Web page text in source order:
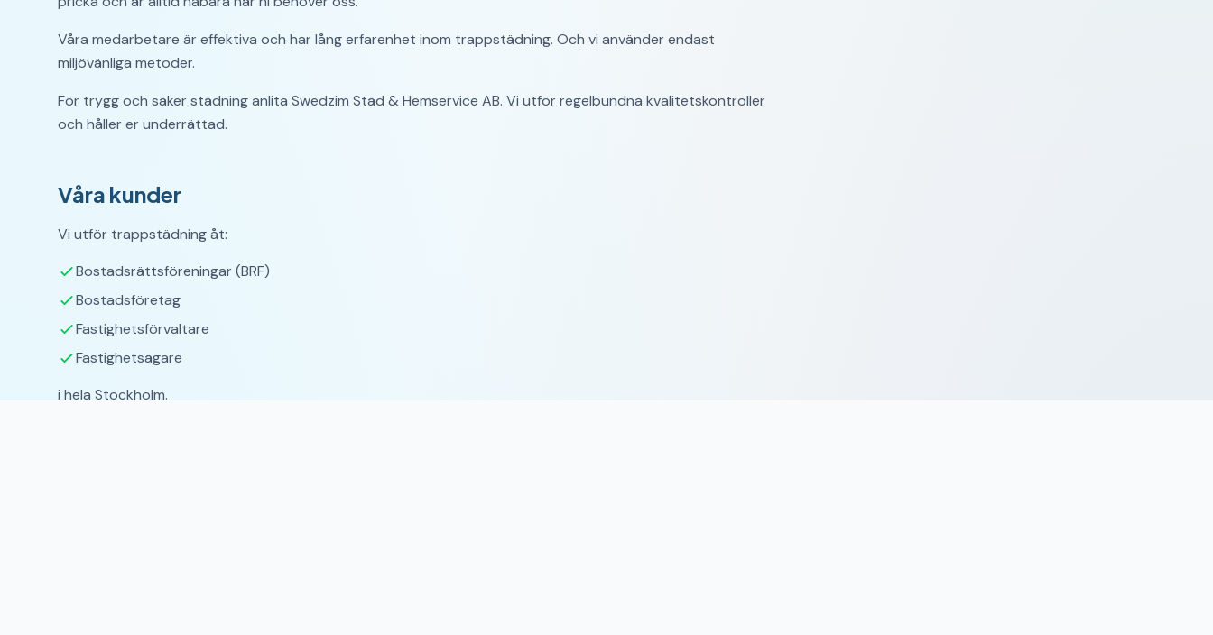
Våra medarbetare är effektiva och har lång erfarenhet inom trappstädning. Och vi använder endast
miljövänliga metoder.
För trygg och säker städning anlita Swedzim Städ & Hemservice AB. Vi utför regelbundna kvalitetskontroller
och håller er underrättad.
Våra kunder
Vi utför trappstädning åt:
Bostadsrättsföreningar (BRF)
Bostadsföretag
Fastighetsförvaltare
Fastighetsägare
i hela Stockholm.